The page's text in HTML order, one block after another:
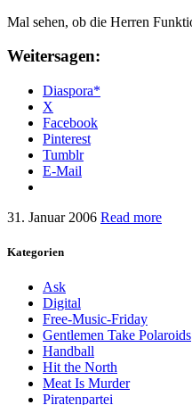
Mal sehen, ob die Herren
Weitersagen:
Diaspora*
X
Facebook
Pinterest
Tumblr
E-Mail
31. Januar 2006 Read more
Kategorien
Ask
Digital
Free-Music-Friday
Gentlemen Take Polaroids
Handball
Hit the North
Meat Is Murder
Piratenpartei